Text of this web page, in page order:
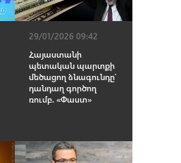
29/01/2026 09:42
Հայաստանի
պետական պարտքի
մեծացող ձնագունդը՝
դանդաղ գործող
ռումբ. «Փաստ»